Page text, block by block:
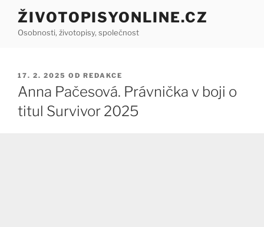
Přejít
obsahu
ŽIVOTOPISYONLINE.CZ
Osobnosti, životopisy, společnost
PUBLIKOVÁNO
17. 2. 2025 OD REDAKCE
Anna Pačesová. Právnička v boji o
titul Survivor 2025